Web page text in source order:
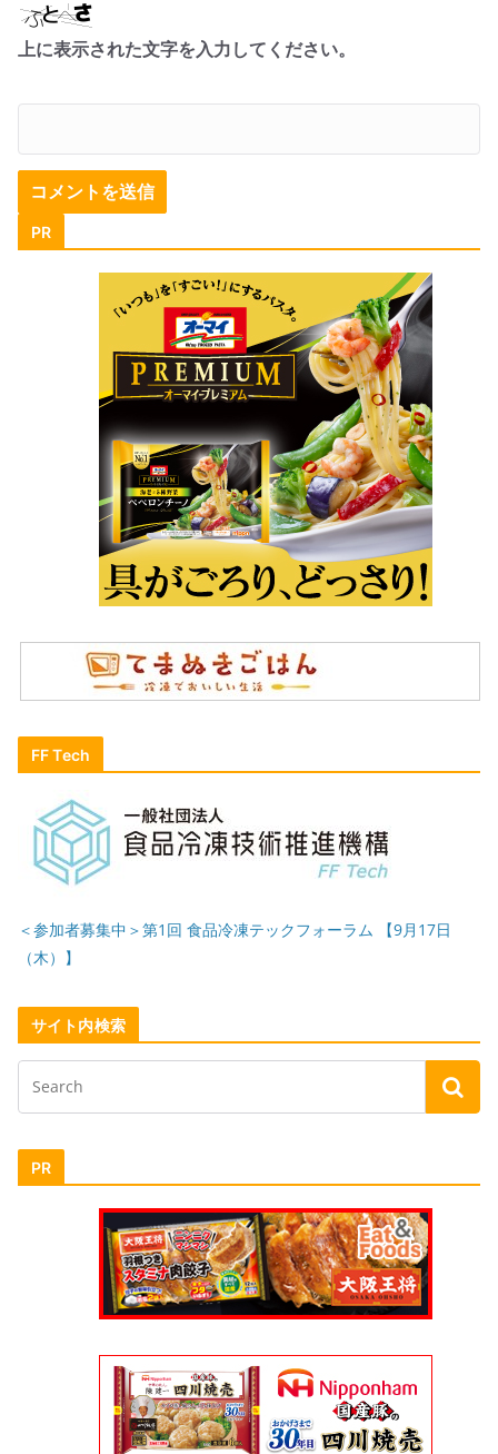
上に表示された文字を入力してください。
PR
FF Tech
＜参加者募集中＞第1回 食品冷凍テックフォーラム 【9月17日
（木）】
サイト内検索
PR